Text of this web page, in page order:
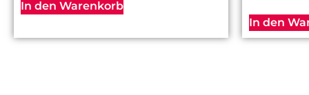
In den Warenkorb
In den